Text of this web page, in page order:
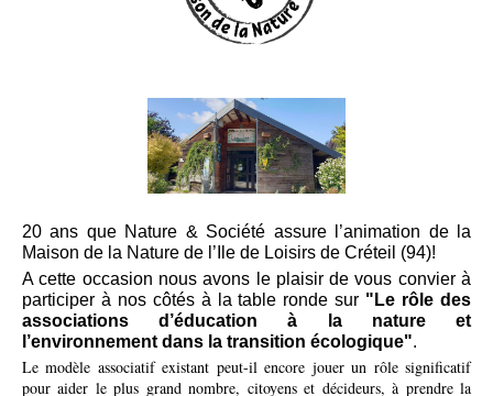
20 ans que Nature & Société assure l’animation de la
Maison de la Nature de l’Ile de Loisirs de Créteil (94)!
A cette occasion nous avons le plaisir de vous convier à
participer à nos côtés à la table ronde sur "Le rôle des
associations d’éducation à la nature et
l’environnement dans la transition écologique".
Le modèle associatif existant peut-il encore jouer un rôle significatif
pour aider le plus grand nombre, citoyens et décideurs, à prendre la